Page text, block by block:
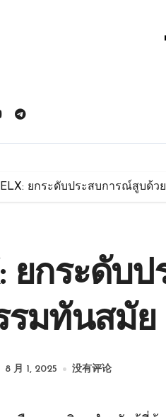
ยกระดับประสบการณ์สูบด้
ยกระดับ
รมทันสมัย
8 月 1, 2025 没有评论